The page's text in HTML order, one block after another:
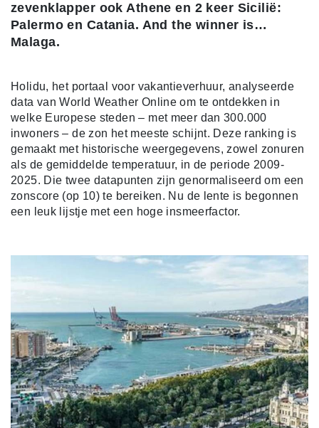
zevenklapper ook Athene en 2 keer Sicilië:
Palermo en Catania. And the winner is…
Malaga.
Holidu, het portaal voor vakantieverhuur, analyseerde
data van World Weather Online om te ontdekken in
welke Europese steden – met meer dan 300.000
inwoners – de zon het meeste schijnt. Deze ranking is
gemaakt met historische weergegevens, zowel zonuren
als de gemiddelde temperatuur, in de periode 2009-
2025. Die twee datapunten zijn genormaliseerd om een
zonscore (op 10) te bereiken. Nu de lente is begonnen
een leuk lijstje met een hoge insmeerfactor.